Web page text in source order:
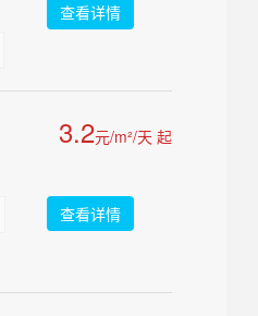
查看详情
3.2元/m²/天 起
查看详情